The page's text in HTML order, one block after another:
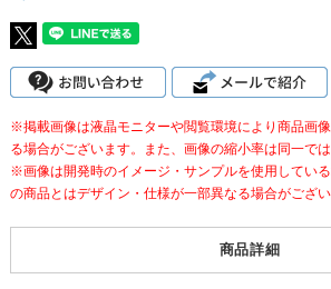
※掲載画像は液晶モニターや閲覧環境により商品画
る場合がございます。また、画像の縮小率は同一では
※画像は開発時のイメージ・サンプルを使用してい
の商品とはデザイン・仕様が一部異なる場合がござい
商品詳細